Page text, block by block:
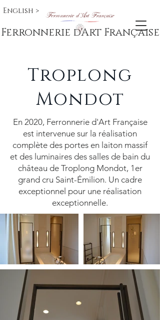
Ferronnerie d'Art Française
English >
Troplong
Mondot
En 2020, Ferronnerie d'Art Française
est intervenue sur la réalisation
complète des portes en laiton massif
et des luminaires des salles de bain du
château de Troplong Mondot, 1er
grand cru Saint-Émilion. Un cadre
exceptionnel pour une réalisation
exceptionnelle.